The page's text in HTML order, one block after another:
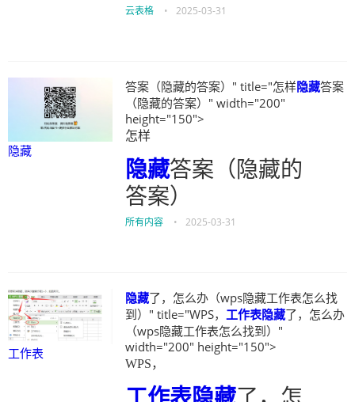
云表格 • 2025-03-31
隐藏
答案（隐藏的答案）" title="怎样隐藏答案
（隐藏的答案）" width="200"
height="150">
怎样
隐藏答案（隐藏的
答案）
所有内容 • 2025-03-31
工作表
隐藏了，怎么办（wps隐藏工作表怎么找
到）" title="WPS， 工作表隐藏了，怎么办
（wps隐藏工作表怎么找到）"
width="200" height="150">
WPS，